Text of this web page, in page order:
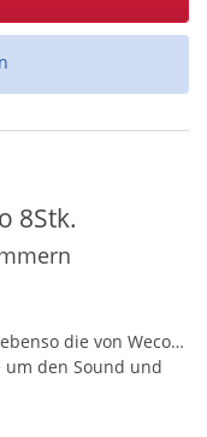
8Stk.
die von Weco…
um den Sound und